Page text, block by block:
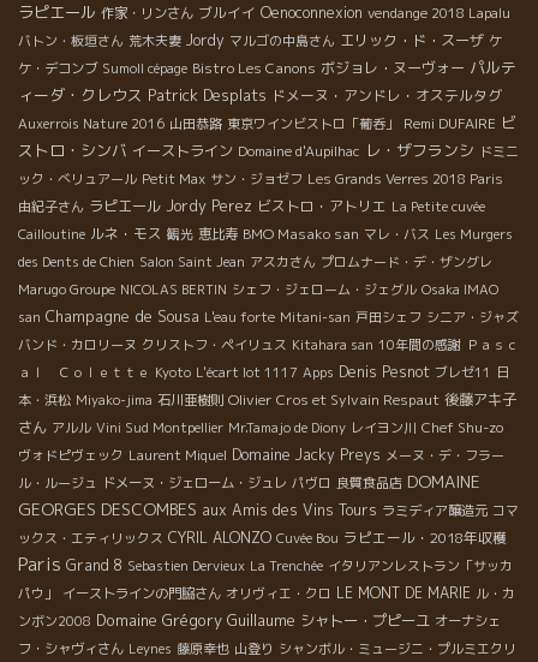
ラピエール 作家・リンさん ブルイイ Oenoconnexion vendange 2018 Lapalu
バトン・板垣さん 荒木夫妻 Jordy マルゴの中島さん エリック・ド・スーザ ケ
ケ・デコンブ Sumoll cépage Bistro Les Canons ボジョレ・ヌーヴォー パルテ
ィーダ・クレウス Patrick Desplats ドメーヌ・アンドレ・オステルタグ
Auxerrois Nature 2016 山田恭路 東京ワインビストロ「葡呑」 Remi DUFAIRE ビ
ストロ・シンバ イーストライン Domaine d'Aupilhac レ・ザフランシ ドミニ
ック・べリュアール Petit Max サン・ジョゼフ Les Grands Verres 2018 Paris
由紀子さん ラピエール Jordy Perez ビストロ・アトリエ La Petite cuvée
Cailloutine ルネ・モス 観光 恵比寿 BMO Masako san マレ・バス Les Murgers
des Dents de Chien Salon Saint Jean アスカさん プロムナード・デ・ザングレ
Marugo Groupe NICOLAS BERTIN シェフ・ジェローム・ジェグル Osaka IMAO
san Champagne de Sousa L'eau forte Mitani-san 戸田シェフ シニア・ジャズ
バンド・カロリーヌ クリストフ・ペイリュス Kitahara san 10年間の感謝 Ｐａｓｃ
ａｌ Ｃｏｌｅｔｔｅ Kyoto L'écart lot 1117 Apps Denis Pesnot ブレゼ11 日
本・浜松 Miyako-jima 石川亜樹則 Olivier Cros et Sylvain Respaut 後藤アキ子
さん アルル Vini Sud Montpellier Mr.Tamajo de Diony レイヨン川 Chef Shu-zo
ヴォドピヴェック Laurent Miquel Domaine Jacky Preys メーヌ・デ・フラー
ル・ルージュ ドメーヌ・ジェローム・ジュレ パヴロ 良質食品店 DOMAINE
GEORGES DESCOMBES aux Amis des Vins Tours ラミディア醸造元 コマ
ックス・エティリックス CYRIL ALONZO Cuvée Bou ラピエール・2018年収穫
Paris Grand 8 Sebastien Dervieux La Trenchée イタリアンレストラン「サッカ
パウ」
イーストラインの門脇さん オリヴィエ・クロ LE MONT DE MARIE ル・カ
ンボン2008 Domaine Grégory Guillaume シャトー・プピーユ オーナシェ
フ・シャヴィさん Leynes 藤原幸也 山登り シャンボル・ミュージニ・プルミエクリ